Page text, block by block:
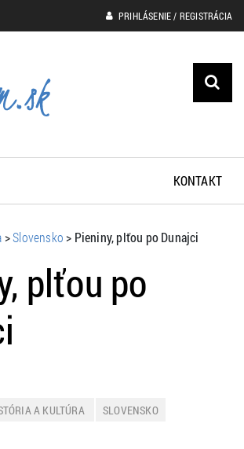
PRIHLÁSENIE / REGISTRÁCIA
KONTAKT
>Slovensko> Pieniny, plťou po Dunajci
plťou po
A KULTÚRA
SLOVENSKO